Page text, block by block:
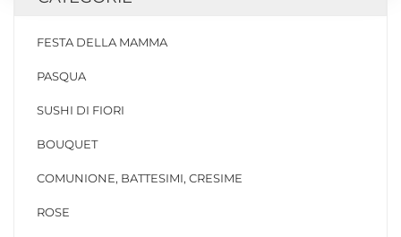
FESTA DELLA MAMMA
PASQUA
SUSHI DI FIORI
BOUQUET
COMUNIONE, BATTESIMI, CRESIME
ROSE